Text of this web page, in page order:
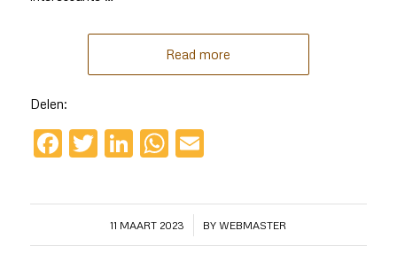
Read more
Delen:
Facebook
Twitter
LinkedIn
WhatsApp
Email
11 MAART 2023
/ BYWEBMASTER